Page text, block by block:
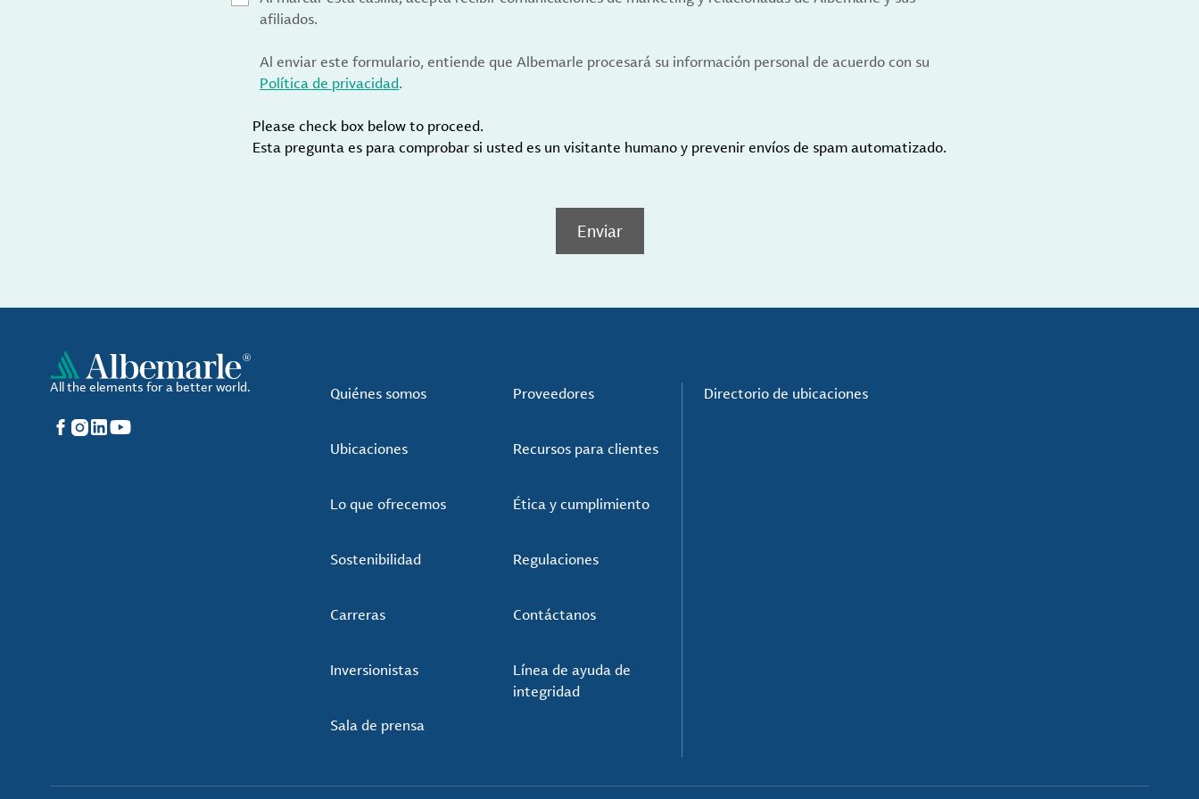
afiliados.
Al enviar este formulario, entiende que Albemarle procesará su información personal de acuerdo con su
Política de privacidad.
Please check box below to proceed.
Esta pregunta es para comprobar si usted es un visitante humano y prevenir envíos de spam automatizado.
Enviar
All the elements for a better world.
Facebook
Instagram
LinkedIn
YouTube
Quiénes somos
Ubicaciones
Lo que ofrecemos
Sostenibilidad
Carreras
Inversionistas
Sala de prensa
Proveedores
Recursos para clientes
Ética y cumplimiento
Regulaciones
Contáctanos
Línea de ayuda de
integridad
Directorio de ubicaciones